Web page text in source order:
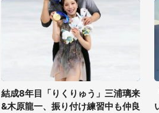
結成8年目「りくりゅう」三浦璃来
&木原龍一、振り付け練習中も仲良